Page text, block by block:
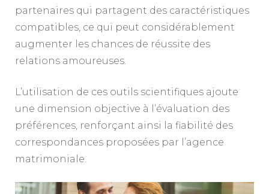
partenaires qui partagent des caractéristiques
compatibles, ce qui peut considérablement
augmenter les chances de réussite des
relations amoureuses.
L’utilisation de ces outils scientifiques ajoute
une dimension objective à l’évaluation des
préférences, renforçant ainsi la fiabilité des
correspondances proposées par l’agence
matrimoniale.